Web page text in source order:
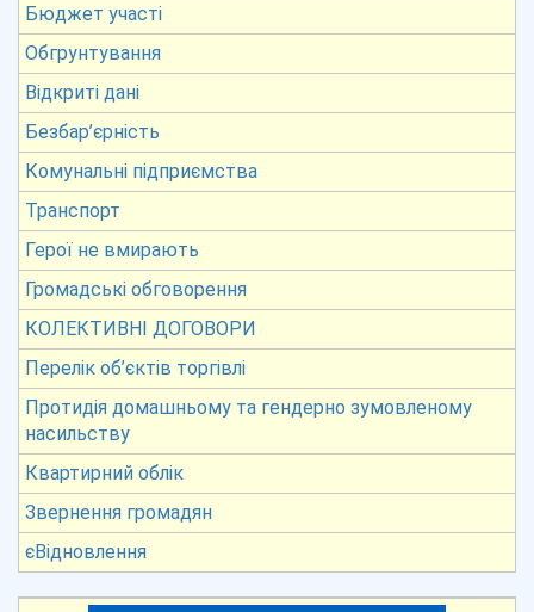
Бюджет участі
Обгрунтування
Відкриті дані
Безбар’єрність
Комунальні підприємства
Транспорт
Герої не вмирають
Громадські обговорення
КОЛЕКТИВНІ ДОГОВОРИ
Перелік об’єктів торгівлі
Протидія домашньому та гендерно зумовленому
насильству
Квартирний облік
Звернення громадян
єВідновлення